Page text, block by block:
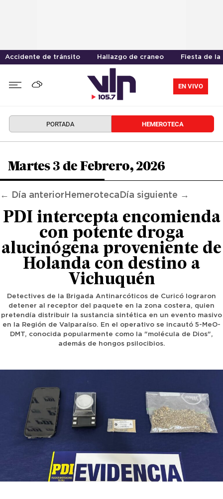
Accidente de tránsito Hallazgo de craneo Fiesta de la
EN VIVO
PORTADA HEMEROTECA
Martes 3 de Febrero, 2026
← Día anterior Hemeroteca Día siguiente →
PDI intercepta encomienda
con potente droga
alucinógena proveniente de
Holanda con destino a
Vichuquén
Detectives de la Brigada Antinarcóticos de Curicó lograron
detener al receptor del paquete en la zona costera, quien
pretendía distribuir la sustancia sintética en un evento masivo
en la Región de Valparaíso. En el operativo se incautó 5-MeO-
DMT, conocida popularmente como la "molécula de Dios",
además de hongos psilocibios.